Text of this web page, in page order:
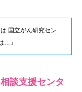
国立がん研究セン
…」
談支援センタ